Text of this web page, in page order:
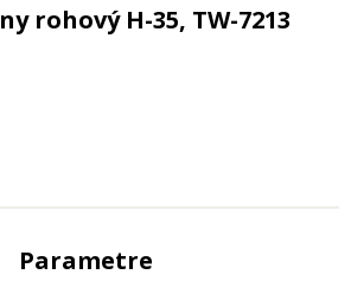
rohový H-35, TW-7213
Parametre